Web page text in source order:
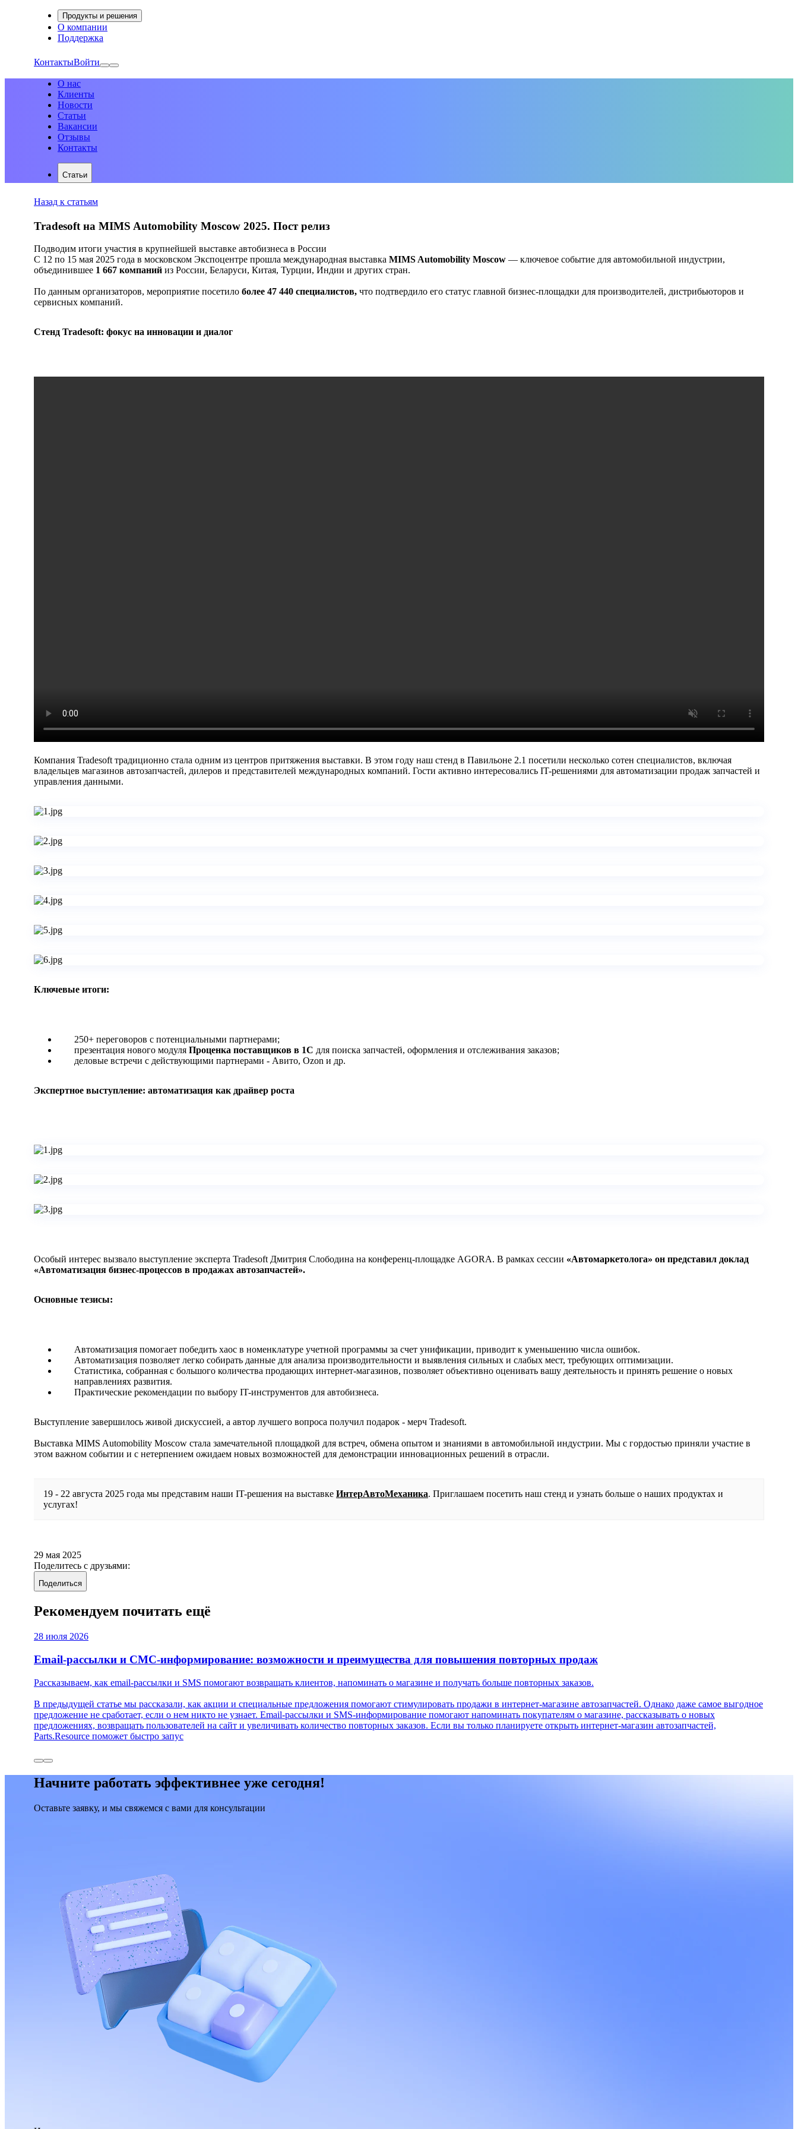
Продукты и решения
О компании
Поддержка
КонтактыВойти
О нас
Клиенты
Новости
Статьи
Вакансии
Отзывы
Контакты
Статьи
Назад к статьям
Tradesoft на MIMS Automobility Moscow 2025. Пост релиз
Подводим итоги участия в крупнейшей выставке автобизнеса в России
С 12 по 15 мая 2025 года в московском Экспоцентре прошла международная выставка MIMS Automobility Moscow — ключевое событие для автомобильной индустрии,
объединившее 1 667 компаний из России, Беларуси, Китая, Турции, Индии и других стран.
По данным организаторов, мероприятие посетило более 47 440 специалистов, что подтвердило его статус главной бизнес-площадки для производителей, дистрибьюторов и
сервисных компаний.
Стенд Tradesoft: фокус на инновации и диалог
Компания Tradesoft традиционно стала одним из центров притяжения выставки. В этом году наш стенд в Павильоне 2.1 посетили несколько сотен специалистов, включая
владельцев магазинов автозапчастей, дилеров и представителей международных компаний. Гости активно интересовались IT-решениями для автоматизации продаж запчастей и
управления данными.
Ключевые итоги:
250+ переговоров с потенциальными партнерами;
презентация нового модуля Проценка поставщиков в 1С для поиска запчастей, оформления и отслеживания заказов;
деловые встречи с действующими партнерами - Авито, Ozon и др.
Экспертное выступление: автоматизация как драйвер роста
Особый интерес вызвало выступление эксперта Tradesoft Дмитрия Слободина на конференц-площадке AGORA. В рамках сессии «Автомаркетолога» он представил доклад
«Автоматизация бизнес-процессов в продажах автозапчастей».
Основные тезисы:
Автоматизация помогает победить хаос в номенклатуре учетной программы за счет унификации, приводит к уменьшению числа ошибок.
Автоматизация позволяет легко собирать данные для анализа производительности и выявления сильных и слабых мест, требующих оптимизации.
Статистика, собранная с большого количества продающих интернет-магазинов, позволяет объективно оценивать вашу деятельность и принять решение о новых
направлениях развития.
Практические рекомендации по выбору IT-инструментов для автобизнеса.
Выступление завершилось живой дискуссией, а автор лучшего вопроса получил подарок - мерч Tradesoft.
Выставка MIMS Automobility Moscow стала замечательной площадкой для встреч, обмена опытом и знаниями в автомобильной индустрии. Мы с гордостью приняли участие в
этом важном событии и с нетерпением ожидаем новых возможностей для демонстрации инновационных решений в отрасли.
19 - 22 августа 2025 года мы представим наши IT-решения на выставке ИнтерАвтоМеханика. Приглашаем посетить наш стенд и узнать больше о наших продуктах и
услугах!
29 мая 2025
Поделитесь с друзьями:
Поделиться
Рекомендуем почитать ещё
28 июля 2026
Email-рассылки и СМС-информирование: возможности и преимущества для повышения повторных продаж
Рассказываем, как email-рассылки и SMS помогают возвращать клиентов, напоминать о магазине и получать больше повторных заказов.
В предыдущей статье мы рассказали, как акции и специальные предложения помогают стимулировать продажи в интернет-магазине автозапчастей. Однако даже самое выгодное
предложение не сработает, если о нем никто не узнает. Email-рассылки и SMS-информирование помогают напоминать покупателям о магазине, рассказывать о новых
предложениях, возвращать пользователей на сайт и увеличивать количество повторных заказов. Если вы только планируете открыть интернет-магазин автозапчастей,
Parts.Resource поможет быстро запус
Начните работать эффективнее уже сегодня!
Оставьте заявку, и мы свяжемся с вами для консультации